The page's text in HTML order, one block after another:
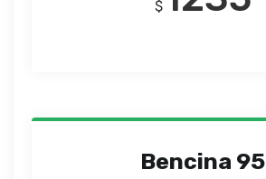
$
Bencina 95